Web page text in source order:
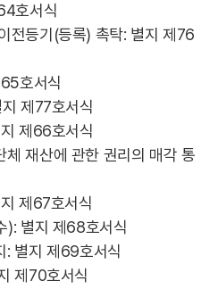
호서식
전등기(등록) 촉탁: 별지 제76
호서식
제77호서식
제66호서식
체 재산에 관한 권리의 매각 통
제67호서식
): 별지 제68호서식
: 별지 제69호서식
제70호서식